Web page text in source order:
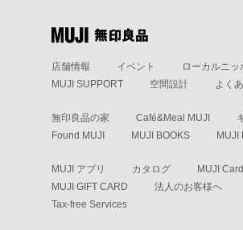
店舗情報 イベント
ローカルニッ
MUJI SUPPORT
空間設計 よく
無印良品の家 Café&Meal MUJI
Found MUJI
MUJI BOOKS MUJI
MUJI アプリ カタログ
MUJI Card
MUJI GIFT CARD
法人のお客様へ
Tax-free Services